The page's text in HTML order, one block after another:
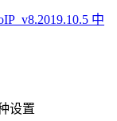
设置